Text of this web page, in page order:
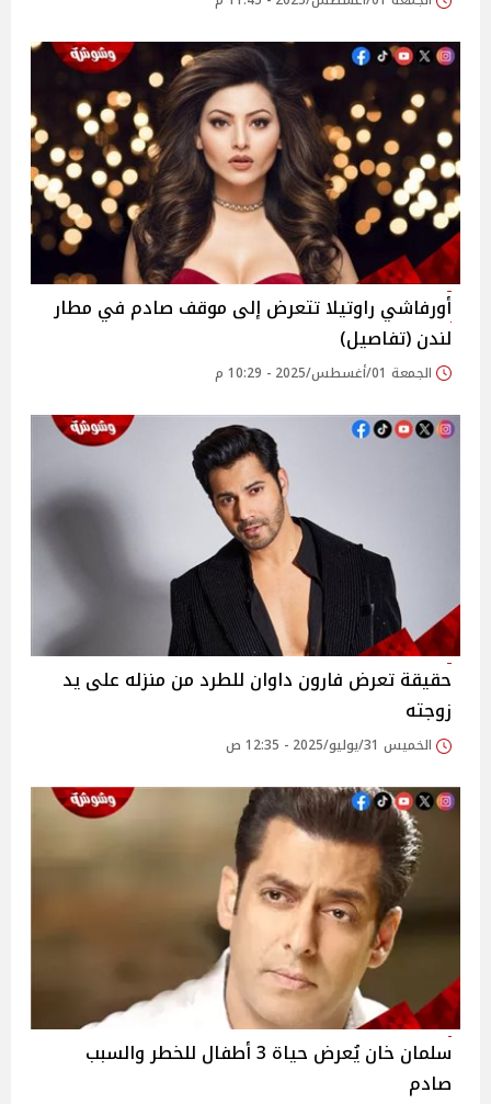
أورفاشي راوتيلا تتعرض إلى موقف صادم في مطار
لندن (تفاصيل)
الجمعة 01/أغسطس/2025 - 10:29 م
حقيقة تعرض فارون داوان للطرد من منزله على يد
زوجته
الخميس 31/يوليو/2025 - 12:35 ص
سلمان خان يُعرض حياة 3 أطفال للخطر والسبب
صادم